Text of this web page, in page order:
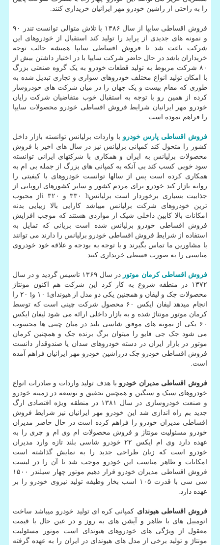
را به راحتی از راشین خودرو مهر ایرانیان خریداری کنند.
فروش اقساطی سایپا از سال ۱۳۸۶ با تلاش متوالی توانست تندر ۹۰
و نمونه های جدیدی از پراید را تولید کند استقبال از خودروهای این
شرکت باعث شد تا فروش اقساطی سایپا همیشه جالب توجه
خریداران باشد در حال حاضر شرکت سایپا با در اختیار داشتن بیش از
۸۰ شرکت مربوط به تولید قطعات خودرو به یک گروه صنعتی بزرگ
با امکان تولید انواع مختلف خودروهای سواری و تجاری تبدیل شده به
طوری که مقام بیست و یک جهان را در میان شرکت های خودروساز
کرده از همین رو با توجه به استقبال خوب متقاضیان شرکت رایان
خودرو مهر ایرانیان شرایط فروش اقساطی خودرو محصولات سایپا
را فراهم نموده است.
فروش اقساطی پارس خودرو با واردات برلیانس توانسته بازار داخل
کشور را متحول کند کمپانی برلیانس نیز در سال های اخیر با فروش
محصولات برلیانس به ایران و همکاری با شرکتهای ایرانی توانسته
سود خوبی کسب کند بی آنکه به کمپانی های بزرگ از جمله بی ام به
همکاری کرده است پس از سالها توانست خودروهای با کیفیتی را
روانه بازار کند خودرو برای مردم کشور و سایر کشورهای اروپایی از
جذابیت بسیاری برخوردار است برلیانسh ۳۳۰ و ۳۲۰ iاز محبوب
ترین خودروهای شرکت برلیانس میباشد کارایی بالا زیبایی بدنه
امکانات بالا کابین داخلی شیک از مواردی هستند که موجب افزایش
فروش اقساطی خودرو برلیانس شده است بریانی که تمایل به
استفاده از شرایط فروش اقساطی خودرو برلیانس را دارند می توانند
با مشاورین ما تماس بگیرند و با توجه به بودجه و علاقه خود خودروی
مناسبی را به صورت قسطی خریداری کنند.
فروش اقساطی کرمان موتور
در سال ۱۳۶۹ تاسیس گردید و در سال
۱۳۷۲ در منطقه شروع به کار کرد این شرکت هم اکنون مونتاژ
محصولات جک و لیفان و همچنین یکی دو مدل از هیوندایi ۱۰ و i
۲۰ را
انجام میدهد لیفان ایکس ۶۰ محصول شرکت چینی است که توسط
کرمان موتور مونتاژ شده و به بازار داخلی ارائه می شود لیفان ایکس
۶۰ یکی از نمونه های موفق شاسی بلند در میان چینی ها محسوب
می شود جک جی فایو را میتوان برگ برنده جک و همچنین کرمان
موتور در بازار ایران در دسته خودروهای سدان یا صندوقدار دانست
فروش اقساطی خودرو جک درراشین خودرو مهر ایرانیان فراهم آمده
است.
فروش اقساطی مدیران خودرو با هدف تولید واردات و صادرات انواع
خودروهای سبک و سنگین و همچنین تحقیق و توسعه در زمینه خودرو
و صنعت خودروسازی در سال ۱۳۸۱ در منطقه ویژه اقتصادی ارگ
جدید بم راه اندازی شد این خودرو مهر ایرانیان نیز شرایط فروش
اقساطی مدیران خودرو را فراهم کرده است در حال حاضر مدیران
خودرو مسئولیت مونتاژ و فروش محصولات ام وی ام و چری را به
عهده دارد وی ام ایکس ۲۲ خودرو شاسی بلند تازه وارد مدیران
خودرو است که زبان طراحی جدید را به نمایش گذاشته است
امکانات و ظاهر مناسب این خودرو موجب شد تا آن را در لیست
فروش اقساطی مدیران خودرو قرار دهیم موتور چهار سیلندر ۱۵۰۰
سی سی با قدرت ۱۰۵ اسب بخار وظیفه تولید نیروی خودرو را بر
عهده دارد.
فروش اقساطی هیوندای کمپانی کره ای تولید خودرو میباشد ساخت
اتومبیل های با ظاهر و آپشن های به روز و در عین حال با قیمت
معقول از ویژگی های خودروهای هیوندای است موتور مسئولیت
مونتاژ و تولید برخی از مدل های هیوندای در ایران را به عهده گرفته